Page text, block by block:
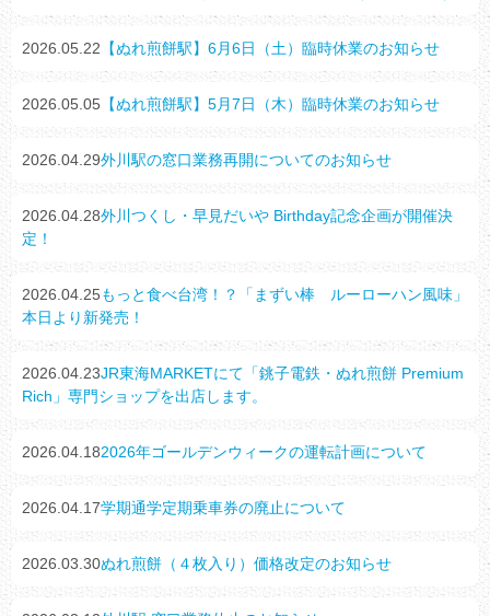
2026.05.22 【ぬれ煎餅駅】6月6日（土）臨時休業のお知らせ
2026.05.05 【ぬれ煎餅駅】5月7日（木）臨時休業のお知らせ
2026.04.29外川駅の窓口業務再開についてのお知らせ
2026.04.28外川つくし・早見だいや Birthday記念企画が開催決
定！
2026.04.25もっと食べ台湾！？「まずい棒 ルーローハン風味」
本日より新発売！
2026.04.23JR東海MARKETにて「銚子電鉄・ぬれ煎餅 Premium
Rich」専門ショップを出店します。
2026.04.182026年ゴールデンウィークの運転計画について
2026.04.17学期通学定期乗車券の廃止について
2026.03.30ぬれ煎餅（４枚入り）価格改定のお知らせ